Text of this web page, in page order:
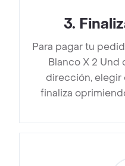
3.
Para pagar tu
Blanco X 2
dirección, elegir
finaliza